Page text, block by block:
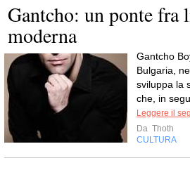
Gantcho: un ponte fra
moderna
Gantcho
Bulgaria,
sviluppa la
che, in
Leggere il
Da Thoth
CULTURA